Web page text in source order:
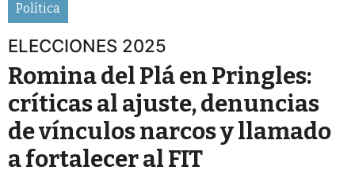
Política
ELECCIONES 2025
Romina del Plá en Pringles:
críticas al ajuste, denuncias
de vínculos narcos y llamado
a fortalecer al FIT